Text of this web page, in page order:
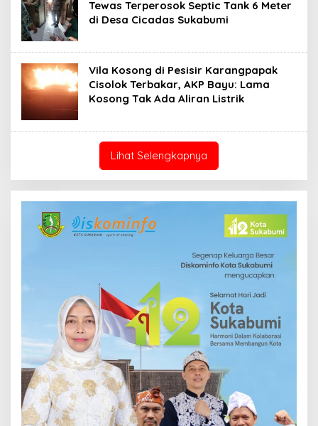
Tewas Terperosok Septic Tank 6 Meter
di Desa Cicadas Sukabumi
Vila Kosong di Pesisir Karangpapak
Cisolok Terbakar, AKP Bayu: Lama
Kosong Tak Ada Aliran Listrik
Lihat Selengkapnya